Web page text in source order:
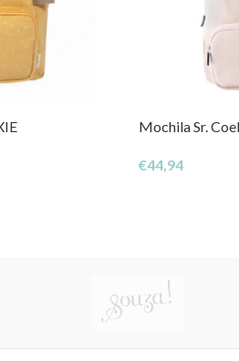
ESTÃO RESERVADOS
Mochila Sr.
€44,94